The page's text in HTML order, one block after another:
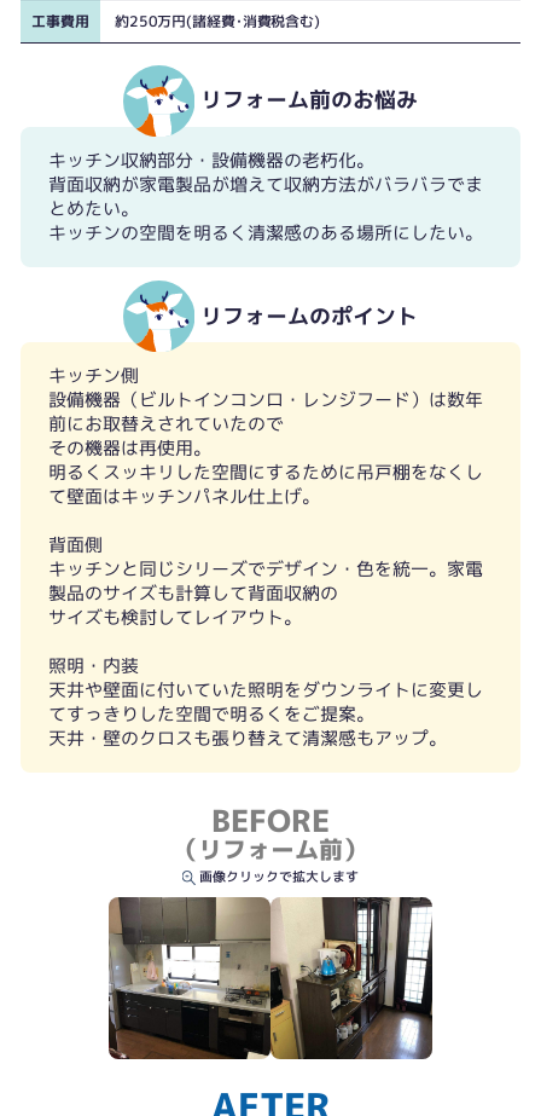
工事費用 約250万円(諸経費･消費税含む)
リフォーム前のお悩み
キッチン収納部分・設備機器の老朽化。
背面収納が家電製品が増えて収納方法がバラバラでま
とめたい。
キッチンの空間を明るく清潔感のある場所にしたい。
リフォームのポイント
キッチン側
設備機器（ビルトインコンロ・レンジフード）は数年
前にお取替えされていたので
その機器は再使用。
明るくスッキリした空間にするために吊戸棚をなくし
て壁面はキッチンパネル仕上げ。
背面側
キッチンと同じシリーズでデザイン・色を統一。家電
製品のサイズも計算して背面収納の
サイズも検討してレイアウト。
照明・内装
天井や壁面に付いていた照明をダウンライトに変更し
てすっきりした空間で明るくをご提案。
天井・壁のクロスも張り替えて清潔感もアップ。
BEFORE
（リフォーム前）
画像クリックで拡大します
背面収納側
キッチン側②